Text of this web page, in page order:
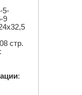
5-
9
стр.
: